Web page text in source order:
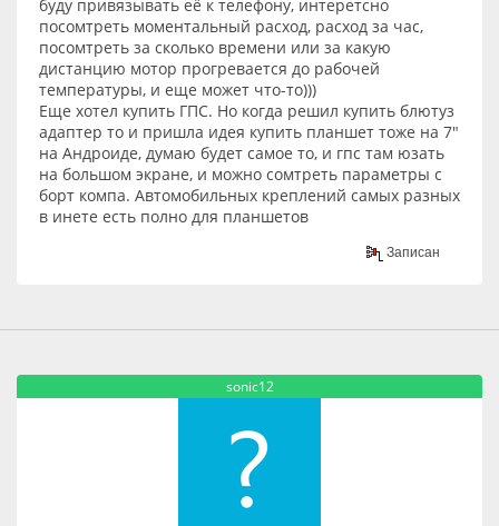
буду привязывать её к телефону, интеретсно
посомтреть моментальный расход, расход за час,
посомтреть за сколько времени или за какую
дистанцию мотор прогревается до рабочей
температуры, и еще может что-то)))
Еще хотел купить ГПС. Но когда решил купить блютуз
адаптер то и пришла идея купить планшет тоже на 7"
на Андроиде, думаю будет самое то, и гпс там юзать
на большом экране, и можно сомтреть параметры с
борт компа. Автомобильных креплений самых разных
в инете есть полно для планшетов
Записан
sonic12